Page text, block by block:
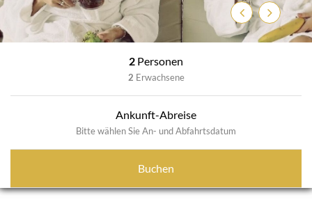
ZurückWeiter
2 Personen
2 Erwachsene
Ankunft-Abreise
Bitte wählen Sie An- und Abfahrtsdatum
Buchen